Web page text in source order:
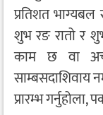
प्रतिशत
शुभ रङ रातो र
काम छ वा
साम्बसदाशिवाय
प्रारम्भ